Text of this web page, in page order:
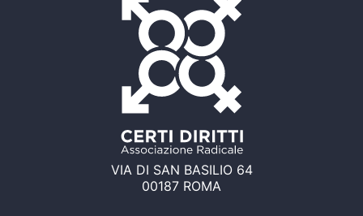
VIA DI SAN BASILIO 64
00187 ROMA